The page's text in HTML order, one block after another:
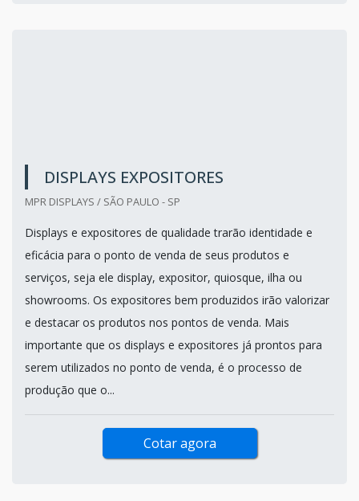
DISPLAYS EXPOSITORES
MPR DISPLAYS / SÃO PAULO - SP
Displays e expositores de qualidade trarão identidade e
eficácia para o ponto de venda de seus produtos e
serviços, seja ele display, expositor, quiosque, ilha ou
showrooms. Os expositores bem produzidos irão valorizar
e destacar os produtos nos pontos de venda. Mais
importante que os displays e expositores já prontos para
serem utilizados no ponto de venda, é o processo de
produção que o...
Cotar agora